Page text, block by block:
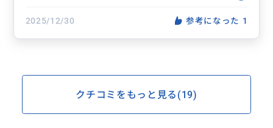
2025/12/30 参考になった 1
クチコミをもっと見る(19)